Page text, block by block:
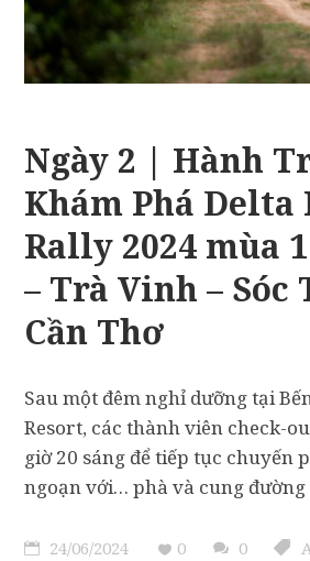
Ngày 2 | Hành
Khám Phá Delta
Rally 2024 mùa
– Trà Vinh – Sóc
Cần Thơ
Sau một đêm nghỉ dưỡng tại
Resort, các thành viên check-
giờ 20 sáng để tiếp tục chuyến
ngoạn với… phà và cung đường
24/06/2024 0 0